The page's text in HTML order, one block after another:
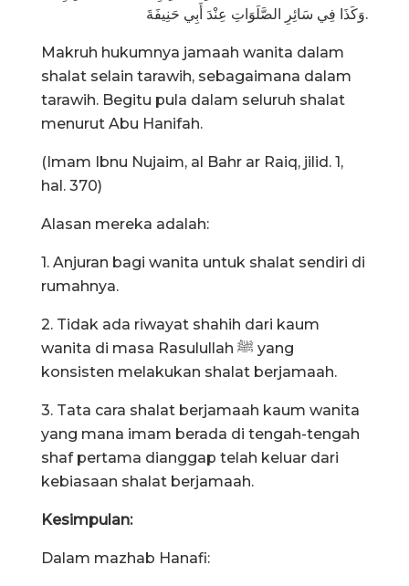
وَكَذَا فِي سَائِرِ الصَّلَوَاتِ عِنْدَ أَبِي حَنِيفَةَ.
Makruh hukumnya jamaah wanita dalam
shalat selain tarawih, sebagaimana dalam
tarawih. Begitu pula dalam seluruh shalat
menurut Abu Hanifah.
(Imam Ibnu Nujaim, al Bahr ar Raiq, jilid. 1,
hal. 370)
Alasan mereka adalah:
1. Anjuran bagi wanita untuk shalat sendiri di
rumahnya.
2. Tidak ada riwayat shahih dari kaum
wanita di masa Rasulullah ﷺ yang
konsisten melakukan shalat berjamaah.
3. Tata cara shalat berjamaah kaum wanita
yang mana imam berada di tengah-tengah
shaf pertama dianggap telah keluar dari
kebiasaan shalat berjamaah.
Kesimpulan:
Dalam mazhab Hanafi: